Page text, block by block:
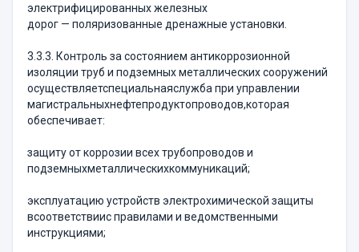
электрифицированных железных
дорог — поляризованные дренажные установки.
3.3.3. Контроль за состоянием антикоррозионной
изоляции труб и подземных металлических сооружений
осуществляетспециальнаяслужба при управлении
магистральныхнефтепродуктопроводов,которая
обеспечивает:
защиту от коррозии всех трубопроводов и
подземныхметаллическихкоммуникаций;
эксплуатацию устройств электрохимической защиты
всоответствиис правилами и ведомственными
инструкциями;